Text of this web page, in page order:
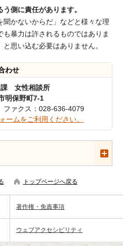
側に責任があります。
かないからだ」などと様々な理
暴力は許されるものではありま
思い込む必要はありません。
わせ
女性相談所
明保野町7-1
ァクス：028-636-4079
ームをご利用ください。
トップページへ戻る
著作権・免責事項
ウェブアクセシビリティ